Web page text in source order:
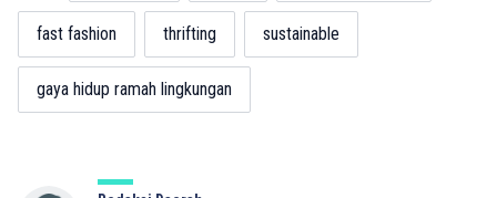
fast fashion thrifting sustainable
gaya hidup ramah lingkungan